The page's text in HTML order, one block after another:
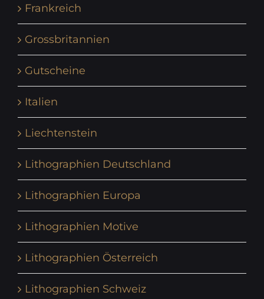
Frankreich
Grossbritannien
Gutscheine
Italien
Liechtenstein
Lithographien Deutschland
Lithographien Europa
Lithographien Motive
Lithographien Österreich
Lithographien Schweiz